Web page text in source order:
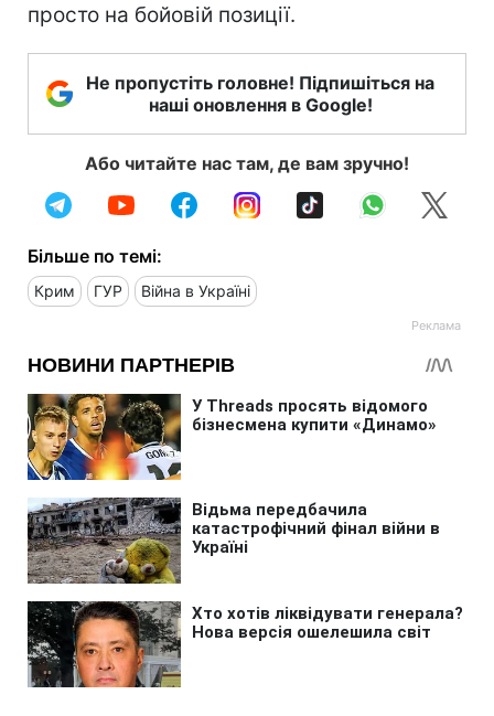
просто на бойовій позиції.
Не пропустіть головне! Підпишіться на
наші оновлення в Google!
Або читайте нас там, де вам зручно!
Більше по темі:
Крим ГУР Війна в Україні